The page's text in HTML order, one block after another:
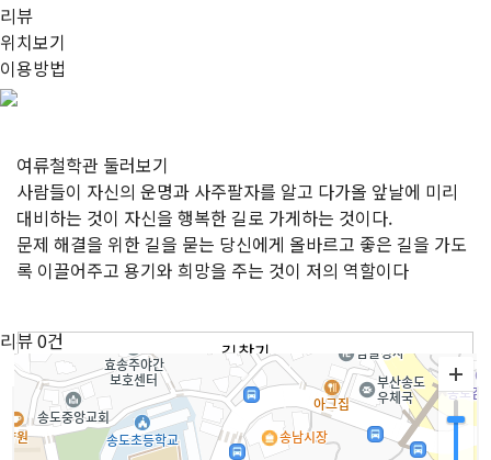
리뷰
위치보기
이용방법
여류철학관 둘러보기
사람들이 자신의 운명과 사주팔자를 알고 다가올 앞날에 미리
대비하는 것이 자신을 행복한 길로 가게하는 것이다.
문제 해결을 위한 길을 묻는 당신에게 올바르고 좋은 길을 가도
록 이끌어주고 용기와 희망을 주는 것이 저의 역할이다
리뷰0건 길찾기
이용방법안내